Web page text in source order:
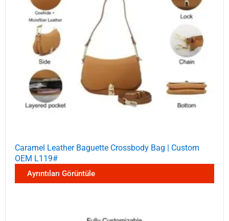
Caramel Leather Baguette Crossbody Bag | Custom
OEM L119#
Ayrıntıları Görüntüle